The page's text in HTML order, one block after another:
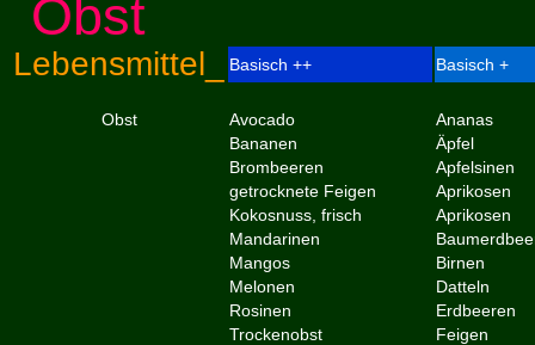
Obst
Lebensmittel_ Basisch ++ Basisch +
Obst Avocado
Ananas
Bananen
Äpfel
Brombeeren
Apfelsinen
getrocknete Feigen
Aprikosen
Kokosnuss, frisch
Aprikosen
Mandarinen
Mangos
Birnen
Melonen
Datteln
Rosinen
Erdbeeren
Trockenobst
Feigen